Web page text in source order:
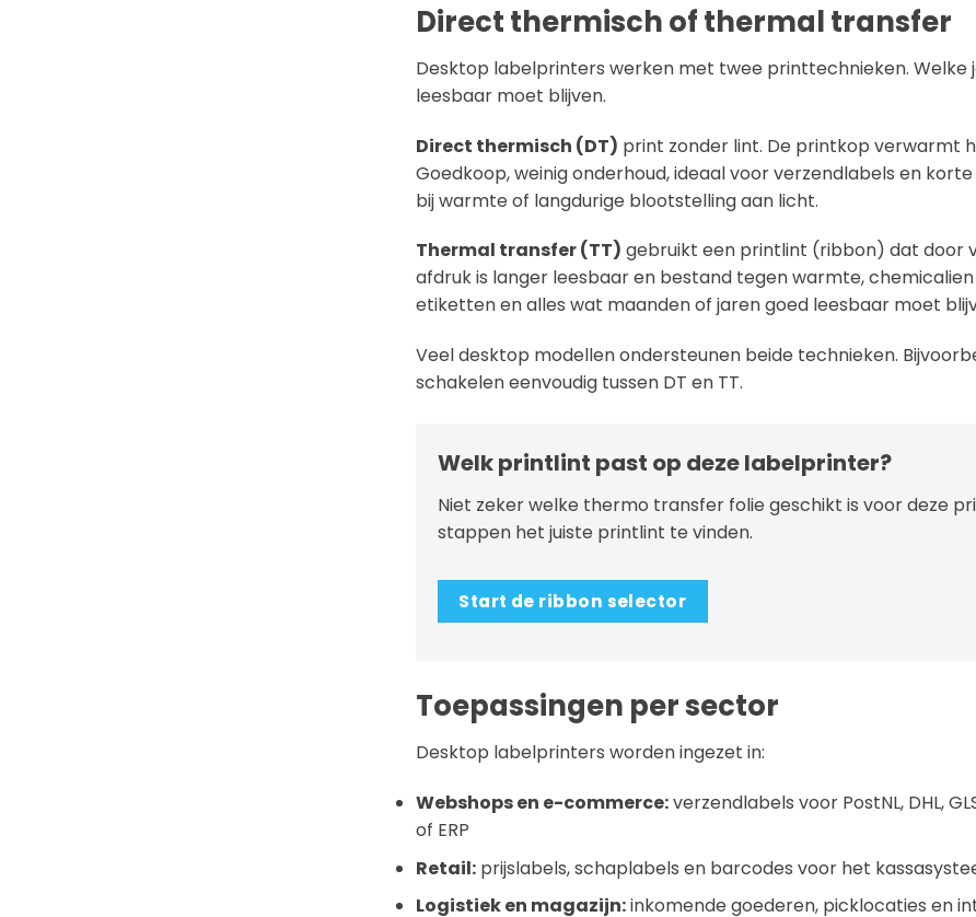
Direct thermisch of thermal transfer
Desktop labelprinters werken met twee printtechnieken. Welke
leesbaar moet blijven.
Direct thermisch (DT) print zonder lint. De printkop verwarmt
Goedkoop, weinig onderhoud, ideaal voor verzendlabels en
bij warmte of langdurige blootstelling aan licht.
Thermal transfer (TT) gebruikt een printlint (ribbon) dat door
afdruk is langer leesbaar en bestand tegen warmte,
etiketten en alles wat maanden of jaren goed leesbaar moet
Veel desktop modellen ondersteunen beide technieken.
schakelen eenvoudig tussen DT en TT.
Welk printlint past op deze labelprinter?
Niet zeker welke thermo transfer folie geschikt is voor deze
stappen het juiste printlint te vinden.
Start de ribbon selector
Toepassingen per sector
Desktop labelprinters worden ingezet in:
Webshops en e-commerce:verzendlabels voor PostNL, DHL,
of ERP
Retail:prijslabels, schaplabels en barcodes voor het
Logistiek en magazijn:inkomende goederen, picklocaties en